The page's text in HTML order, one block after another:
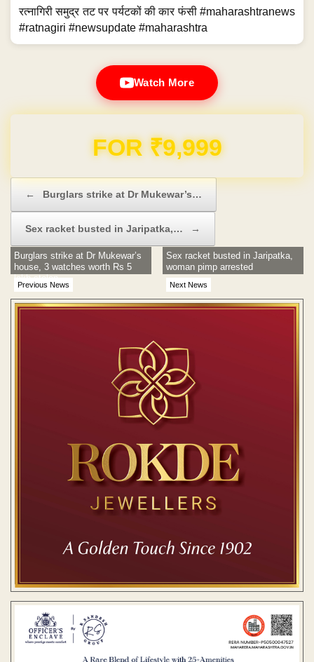
रत्नागिरी समुद्र तट पर पर्यटकों की कार फंसी #maharashtranews
#ratnagiri #newsupdate #maharashtra
Watch More
Domain & Hosting FREE for 1 Year
← Burglars strike at Dr Mukewar’s…
Sex racket busted in Jaripatka,… →
Previous News
Burglars strike at Dr Mukewar’s
house, 3 watches worth Rs 5
lakh stolen
Next News
Sex racket busted in Jaripatka,
woman pimp arrested